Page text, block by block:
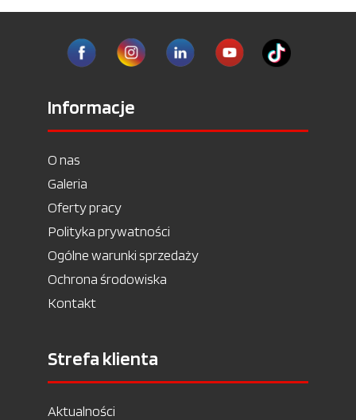
Informacje
O nas
Galeria
Oferty pracy
Polityka prywatności
Ogólne warunki sprzedaży
Ochrona środowiska
Kontakt
Strefa klienta
Aktualności